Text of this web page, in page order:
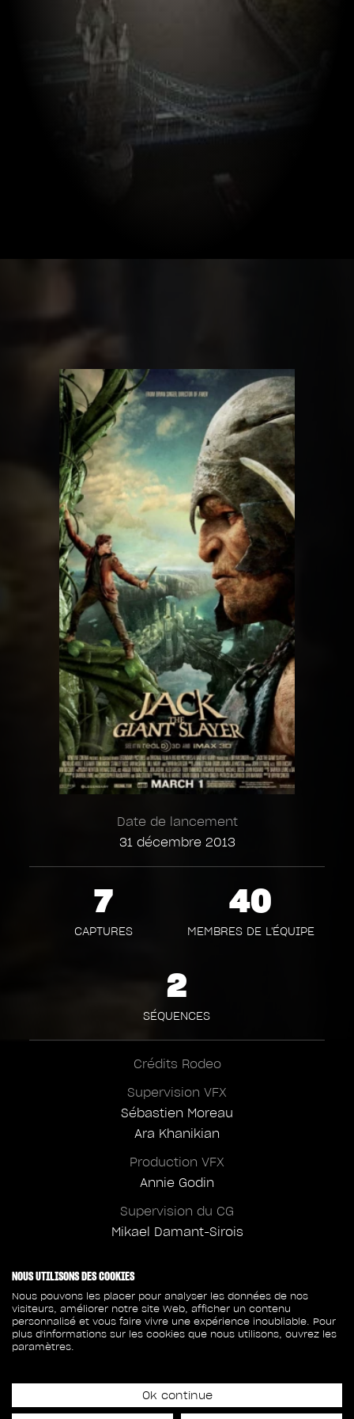
Date de lancement
31 décembre 2013
7
CAPTURES
40
MEMBRES DE L'ÉQUIPE
2
SÉQUENCES
Crédits Rodeo
Supervision VFX
Sébastien Moreau
Ara Khanikian
Production VFX
Annie Godin
Supervision du CG
Mikaël Damant-Sirois
Crédits client
Warner Bros
Supervision VFX Client
Hoyt Yeatman
NOUS UTILISONS DES COOKIES
Nous pouvons les placer pour analyser les données de nos
visiteurs, améliorer notre site Web, afficher un contenu
personnalisé et vous faire vivre une expérience inoubliable. Pour
plus d'informations sur les cookies que nous utilisons, ouvrez les
paramètres.
Ok continue